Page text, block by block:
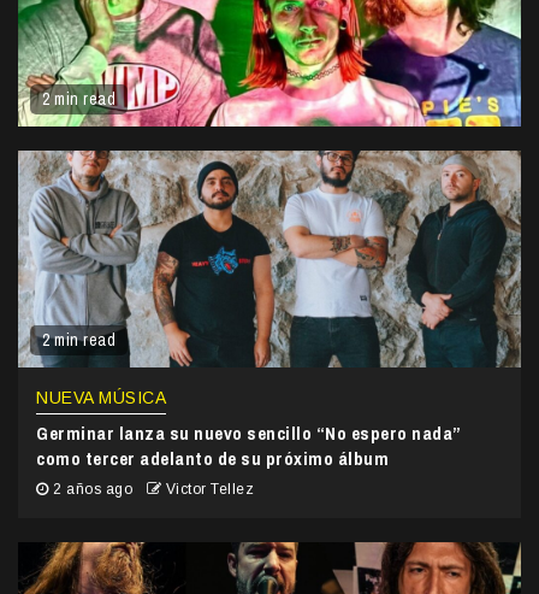
2 min read
2 min read
NUEVA MÚSICA
Germinar lanza su nuevo sencillo “No espero nada”
como tercer adelanto de su próximo álbum
2 años ago Victor Tellez